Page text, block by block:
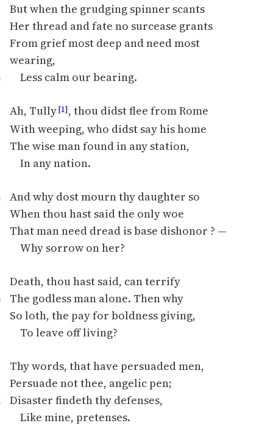
Szkoła Poezji Wolnych
Lektur
O nas
Kontakt
O projekcie
Zespół
Wolnych Lektur
Logotypy
Materiały promocyjne
Regulamin biblioteki
Dane fundacji i
sprawozdania finansowe
Informacja o treściach
Deklaracja dostępności
But when the grudging spinner scants
Her thread and fate no surcease grants
From grief most deep and need most
wearing,
Less calm our bearing.
Ah, Tully[1], thou didst flee from Rome
With weeping, who didst say his home
The wise man found in any station,
In any nation.
And why dost mourn thy daughter so
When thou hast said the only woe
That man need dread is base dishonor ? —
Why sorrow on her?
Death, thou hast said, can terrify
The godless man alone. Then why
So loth, the pay for boldness giving,
To leave off living?
Thy words, that have persuaded men,
Persuade not thee, angelic pen;
Disaster findeth thy defenses,
Like mine, pretenses.